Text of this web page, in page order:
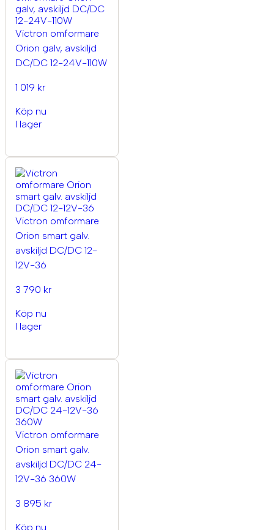
Victron omformare
Orion galv, avskiljd
DC/DC 12-24V-110W
1 019 kr
Köp nu
I lager
Victron omformare
Orion smart galv.
avskiljd DC/DC 12-
12V-36
3 790 kr
Köp nu
I lager
Victron omformare
Orion smart galv.
avskiljd DC/DC 24-
12V-36 360W
3 895 kr
Köp nu